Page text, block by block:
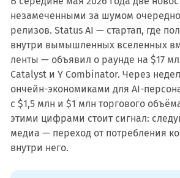
незамеченными за шумом
релизов. Status AI — стартап, где
внутри вымышленных вселенных
ленты — объявил о раунде на $17
Catalyst и Y Combinator. Через
ончейн-экономиками для AI-
с $1,5 млн и $1 млн торгового
этими цифрами стоит сигнал:
медиа — переход от потребления
внутри него.